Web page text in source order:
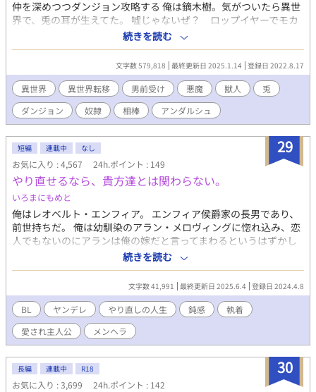
仲を深めつつダンジョン攻略する 俺は鏑木樹。気がついたら異世
界で、兎の耳が生えてた。 嘘じゃないぜ？ ロップイヤーでモカ
ブラウンの、ラブリーキュートな耳が生えてるだろ？ ほら。 い
や、まいったな。帰れんのかこれ。 とりあえず、所持品売って奴
隷でも買うか。 買った悪魔奴隷のカイルに契約を持ちかけ、ダン
ジョン探索の相棒として護衛してもらうことに。 最初は樹の魔力
ほしさに契約したカイルだが、共に過ごすうちに独占欲全開にな
っていく。 「コイツは俺のだ。他の誰にもやらねえ」 カイルの顔
が超絶タイプな樹は、思わせぶりで色気たっぷりのカイルに、だ
んだん翻弄されていく…… みたいな話です。戦闘あり、陰謀あり
の世界をかっこよく切り抜けながら、仲を深めていく二人を書い
ていきたい(初心表明) R15くらい→☆ R18→★マークを見出しに
つけます。 2023 8/27 BL4位ありがとうございます♪ 10/7 一章完
結しました！ 二章も続けて連載します！ 11/8スピンオフ作品
「新婚約者は苦手な狼獣人！？ 〜婚約破棄をがんばりたいの
に、溺愛してきて絆されそうです」も、本編と時系列をあわせて
同時連載中です。 対抗戦付近のクインシー視点がたっぷり読めま
す！ エイダンとセルジュのスピンオフ「のんびり屋の熊獣人は、
ツンデレ猫獣人を可愛がりたくてしょうがない」もよろしくお願
いします。 11/27 スピンオフ完結しました！ 11/30本編完結済
み、番外編を投稿中！ 2024/2/11第四章開始しました。
2024/2/13書籍発行となりました！
続きを読む
文字数 579,818 最終更新日 2025.1.14 登録日 2022.8.17
異世界 異世界転移 男前受け 悪魔 獣人
兎
ダンジョン
奴隷 相棒 アンダルシュ
29
短編 連載中 なし
お気に入り : 4,567 24h.ポイント : 149
やり直せるなら、貴方達とは関わらない。
いろまにもめと
俺はレオベルト・エンフィア。 エンフィア侯爵家の長男であり、
前世持ちだ。 俺は幼馴染のアラン・メロヴィングに惚れ込み、恋
人でもないのにアランは俺の嫁だと言ってまわるというはずかし
い事をし、最終的にアランと恋に落ちた王太子によって、アラン
に付きまとっていた俺は処刑された。 処刑の直前、俺は前世を思
い出した。日本という国の一般サラリーマンだった頃を。そし
て、ここは前世有名だったBLゲームの世界と一致する事を。 こん
な時に思い出しても遅せぇわ！と思い、どうかもう一度やり直せ
たら、貴族なんだから可愛い嫁さんと裕福にのんびり暮らした
い…！ そう思った俺の願いは届いたのだ。 5歳の時の俺に戻って
きた…！ 今度は絶対関わらない！
続きを読む
文字数 41,991 最終更新日 2025.6.4 登録日 2024.4.8
BL ヤンデレ やり直しの人生 鈍感
執着
愛され主人公
メンヘラ
30
長編 連載中 R18
お気に入り : 3,699 24h.ポイント : 142